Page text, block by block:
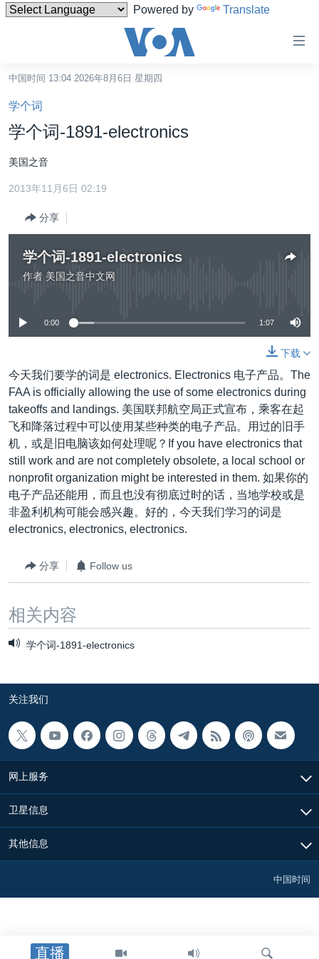
Powered by Translate
碍
链
接
转
内
索
台湾
港澳
国际
最新国际新闻
印太
欧洲
美洲
分类新闻
经济·金融·贸易
科教·文娱·体健
劳工
美中关系
白宫要闻
美中关系
美国建国250周年
埃博拉疫情
美国之音专访
重要讲话与声明
台海两岸关系
南中国海争端
关注新疆
GEN Z 看美国
VOA视频
中文广播
关注我们
其他语言网站
直播
中国时间 13:04 2026年8月6日 星期四
学个词
学个词-1891-electronics
美国之音
2013年11月6日 02:19
分享
学个词-1891-electronics
作者 美国之音中文网
0:00 1:07
下载
今天我们要学的词是 electronics. Electronics 电子产品。The
FAA is officially allowing the use of some electronics during
takeoffs and landings. 美国联邦航空局正式宣布，乘客在起
飞和降落过程中可以使用某些种类的电子产品。用过的旧手
机，或是旧电脑该如何处理呢？If you have electronics that
still work and are not completely obsolete, a local school or
nonprofit organization might be interested in them. 如果你的
电子产品还能用，而且也没有彻底过时的话，当地学校或是
非盈利机构可能会感兴趣。好的，今天我们学习的词是
electronics, electronics, electronics.
分享 Follow us
相关内容
学个词-1891-electronics
关注我们
网上服务
卫星信息
其他信息
中国时间